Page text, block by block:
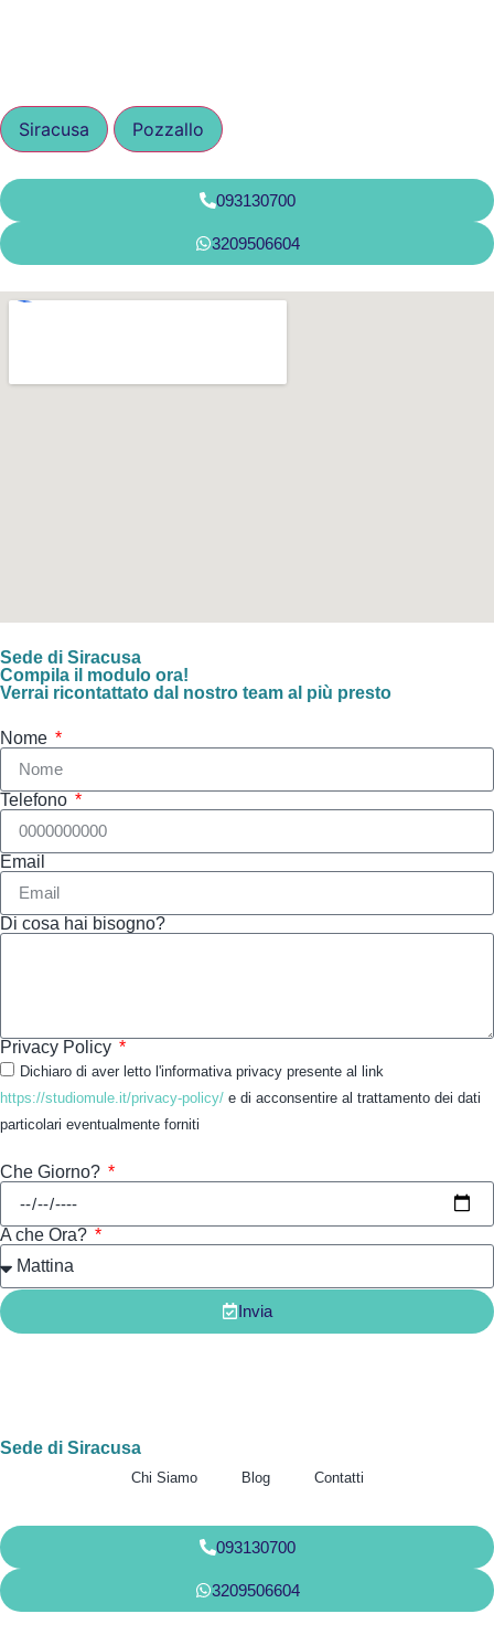
Siracusa Pozzallo
093130700
3209506604
Sede di Siracusa
Compila il modulo ora!
Verrai ricontattato dal nostro team al più presto
Nome
Telefono
Email
Di cosa hai bisogno?
Privacy Policy
Dichiaro di aver letto l'informativa privacy presente al link
https://studiomule.it/privacy-policy/ e di acconsentire al trattamento dei dati
particolari eventualmente forniti
Che Giorno?
A che Ora?
Invia
Sede di Siracusa
Chi Siamo Blog Contatti
093130700
3209506604